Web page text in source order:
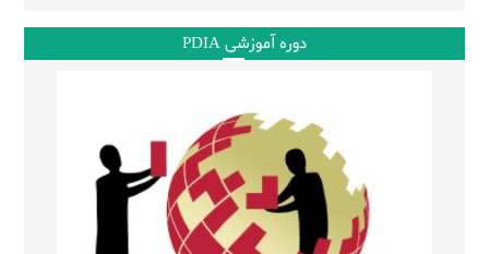
دوره آموزشی PDIA